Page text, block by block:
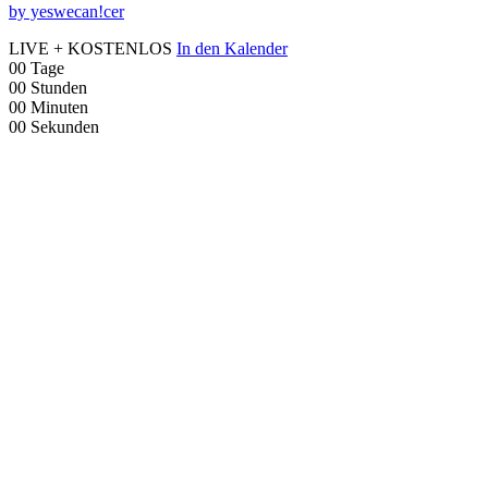
by yeswecan!cer
LIVE + KOSTENLOS In den Kalender
00 Tage
00 Stunden
00 Minuten
00 Sekunden